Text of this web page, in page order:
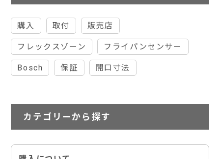
購入 取付 販売店
フレックスゾーン フライパンセンサー
Bosch 保証 開口寸法
カテゴリーから探す